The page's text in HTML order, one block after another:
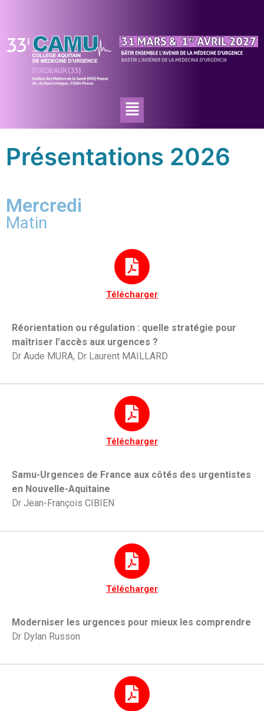
Présentations 2026
Mercredi
Matin
Télécharger
Réorientation ou régulation : quelle stratégie pour
maîtriser l’accès aux urgences ?
Dr Aude MURA, Dr Laurent MAILLARD
Télécharger
Samu-Urgences de France aux côtés des urgentistes
en Nouvelle-Aquitaine
Dr Jean-François CIBIEN
Télécharger
Moderniser les urgences pour mieux les comprendre
Dr Dylan Russon